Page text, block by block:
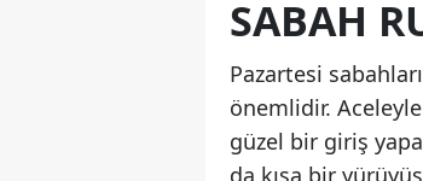
SABAH
Pazartesi
önemlidir.
güzel bir giriş
da kısa bir